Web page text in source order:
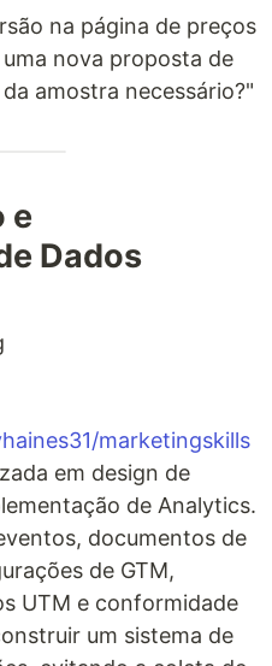
na página de preços
nova proposta de
amostra necessário?"
e
Dados
marketingskills
em design de
de Analytics.
documentos de
de GTM,
UTM e conformidade
um sistema de